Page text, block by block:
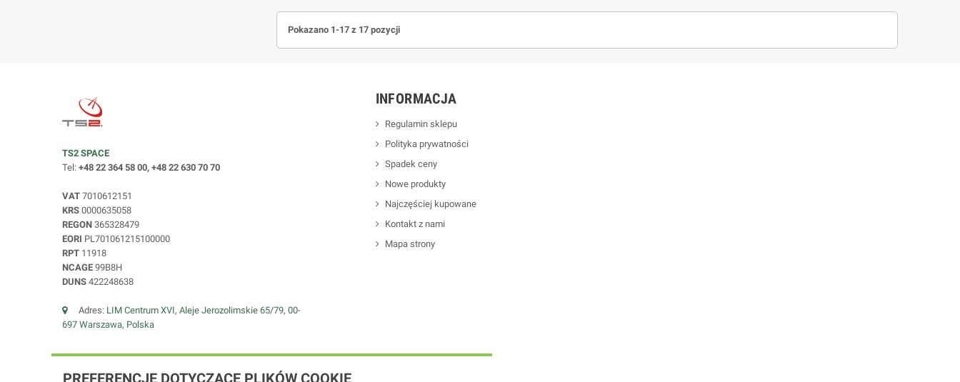
Pokazano 1-17 z 17 pozycji
TS2 SPACE
Tel: +48 22 364 58 00, +48 22 630 70 70
VAT 7010612151
KRS 0000635058
REGON 365328479
EORI PL701061215100000
RPT 11918
NCAGE 99B8H
DUNS 422248638
Adres: LIM Centrum XVI, Aleje Jerozolimskie 65/79, 00-
697 Warszawa, Polska
INFORMACJA
Regulamin sklepu
Polityka prywatności
Spadek ceny
Nowe produkty
Najczęściej kupowane
Kontakt z nami
Mapa strony
PREFERENCJE DOTYCZĄCE PLIKÓW COOKIE